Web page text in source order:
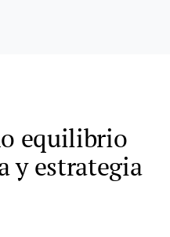
equilibrio
y estrategia